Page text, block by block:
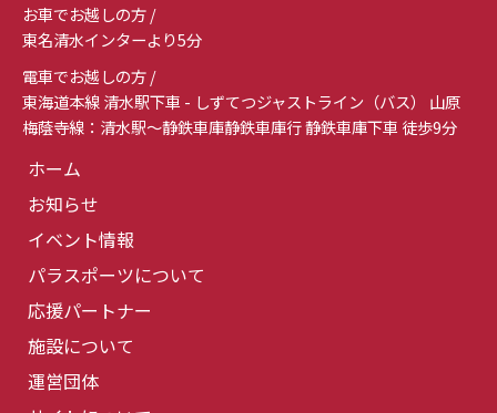
お車でお越しの方 /
東名清水インターより5分
電車でお越しの方 /
東海道本線 清水駅下車 - しずてつジャストライン（バス） 山原
梅蔭寺線：清水駅～静鉄車庫静鉄車庫行 静鉄車庫下車 徒歩9分
ホーム
お知らせ
イベント情報
パラスポーツについて
応援パートナー
施設について
運営団体